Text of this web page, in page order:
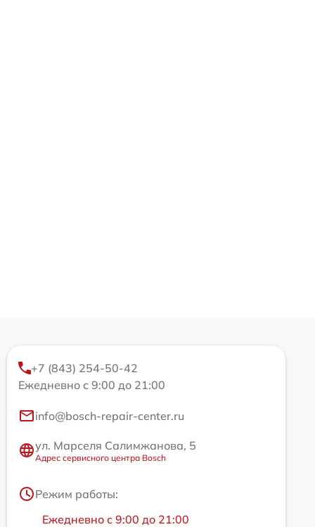
+7 (843) 254-50-42
Ежедневно с 9:00 до 21:00
info@bosch-repair-center.ru
ул. Марселя Салимжанова, 5
Адрес сервисного центра Bosch
Режим работы:
Ежедневно с 9:00 до 21:00